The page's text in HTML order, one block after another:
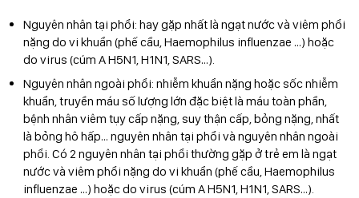
Nguyên nhân tại phổi: hay gặp nhất là ngạt nước và viêm phổi
nặng do vi khuẩn (phế cầu, Haemophilus influenzae …) hoặc
do virus (cúm A H5N1, H1N1, SARS…).
Nguyên nhân ngoài phổi: nhiễm khuẩn nặng hoặc sốc nhiễm
khuẩn, truyền máu số lượng lớn đặc biệt là máu toàn phần,
bệnh nhân viêm tụy cấp nặng, suy thận cấp, bỏng nặng, nhất
là bỏng hô hấp… nguyên nhân tại phổi và nguyên nhân ngoài
phổi. Có 2 nguyên nhân tại phổi thường gặp ở trẻ em là ngạt
nước và viêm phổi nặng do vi khuẩn (phế cầu, Haemophilus
influenzae …) hoặc do virus (cúm A H5N1, H1N1, SARS…).